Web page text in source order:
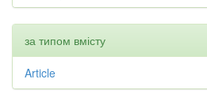
за типом вмісту
Article